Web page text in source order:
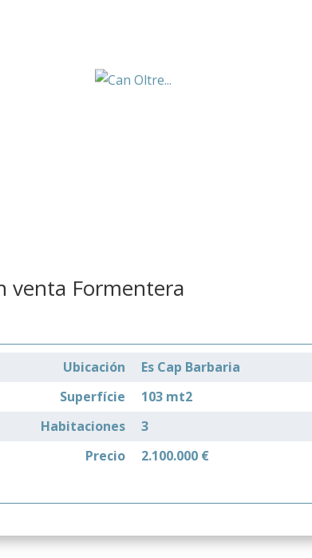
venta Formentera
Ubicación
Es Cap Barbaria
Superfície
103 mt2
Habitaciones
3
Precio
2.100.000 €